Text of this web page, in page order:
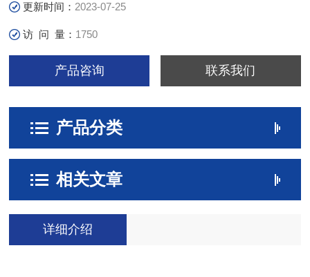
更新时间： 2023-07-25
访 问 量： 1750
产品咨询 联系我们
产品分类
相关文章
详细介绍